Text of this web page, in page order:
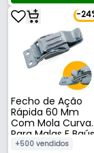
-
Fecho de Ação
Rápida 60 Mm
Com Mola Curva
Para Malas E Baús
+500 vendidos